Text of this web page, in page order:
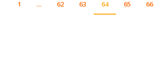
1 … 62 63 64 65 66